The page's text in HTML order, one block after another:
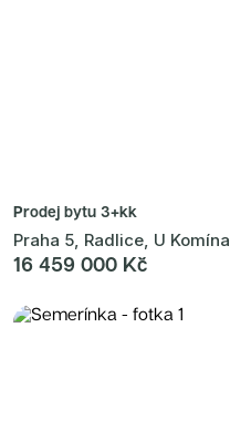
Prodej bytu 3+kk
Praha 5, Radlice, U Komína
16 459 000 Kč